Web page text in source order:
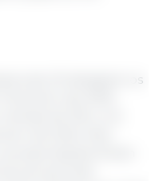
da UE atingiram os
de 2025,
de 3% e um
de 2024. Nos
exportações foram
ao período